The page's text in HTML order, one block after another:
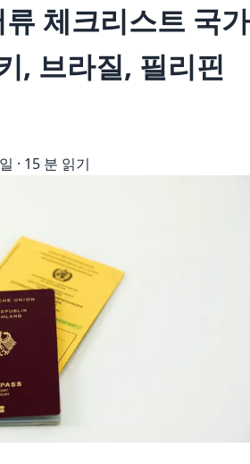
체크리스트 국가
, 브라질, 필리핀
· 15 분 읽기